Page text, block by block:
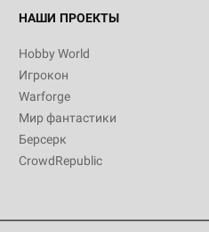
НАШИ ПРОЕКТЫ
Hobby World
Игрокон
Warforge
Мир фантастики
Берсерк
CrowdRepublic